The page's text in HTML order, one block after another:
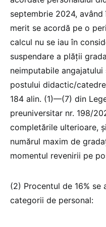
septembrie 2024,
merit se acordă pe o
calcul nu se iau în
suspendare a plății
neimputabile
postului didactic/
184 alin. (1)—(7) din
preuniversitar nr. 198/
completările ulterioare,
numărul maxim de
momentul revenirii pe
(2) Procentul de 16% se
categorii de personal: